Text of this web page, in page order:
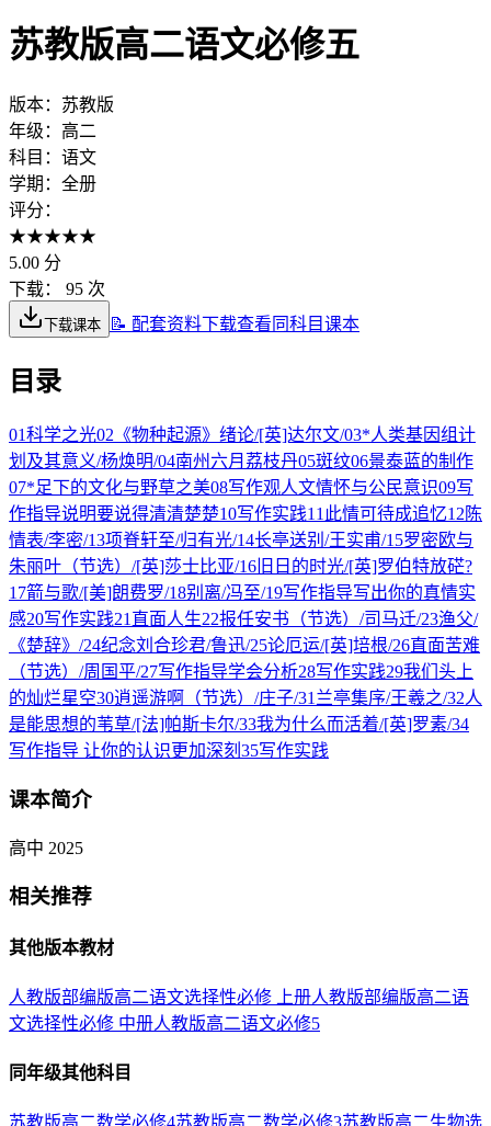
苏教版高二语文必修五
版本： 苏教版
年级： 高二
科目： 语文
学期： 全册
评分：
★★★★★
5.00 分
下载：
95 次
下载课本 📝 配套资料下载查看同科目课本
目录
01科学之光02 《物种起源》绪论/[英]达尔文/03*人类基因组计
划及其意义/杨焕明/04南州六月荔枝丹05斑纹06景泰蓝的制作
07*足下的文化与野草之美08写作观人文情怀与公民意识09写
作指导说明要说得清清楚楚10写作实践11 此情可待成追忆12 陈
情表/李密/13项脊轩至/归有光/14长亭送别/王实甫/15罗密欧与
朱丽叶（节选）/[英]莎士比亚/16 旧日的时光/[英]罗伯特放硭?
17箭与歌/[美]朗费罗/18别离/冯至/19写作指导写出你的真情实
感20写作实践21 直面人生22报任安书（节选）/司马迁/23渔父/
《楚辞》/24纪念刘合珍君/鲁迅/25论厄运/[英]培根/26直面苦难
（节选）/周国平/27写作指导学会分析28写作实践29我们头上
的灿烂星空30逍遥游啊（节选）/庄子/31 兰亭集序/王羲之/32人
是能思想的苇草/[法]帕斯卡尔/33我为什么而活着/[英]罗素/34
写作指导 让你的认识更加深刻 35写作实践
课本简介
高中 2025
相关推荐
其他版本教材
人教版部编版高二语文选择性必修 上册人教版部编版高二语
文选择性必修 中册人教版高二语文必修5
同年级其他科目